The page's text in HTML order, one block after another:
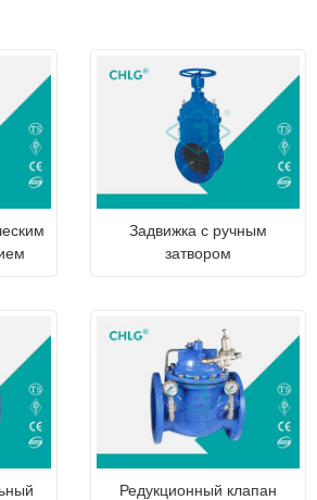
Задвижка с ручным
затвором
Редукционный клапан